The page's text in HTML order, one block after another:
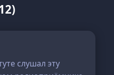
слушал эту